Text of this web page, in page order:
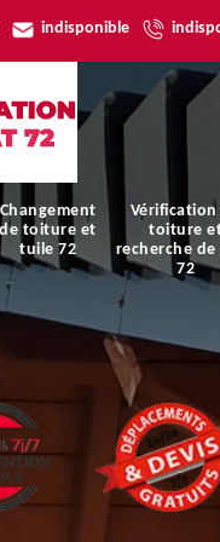
indisponible
Changement
de toiture et
tuile 72
Vérification
toiture
recherche
72